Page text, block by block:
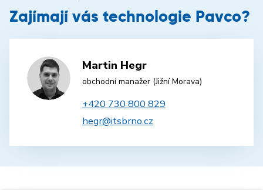
Zajímají vás technologie Pavco?
Martin Hegr
obchodní manažer (Jižní Morava)
+420 730 800 829
hegr@itsbrno.cz